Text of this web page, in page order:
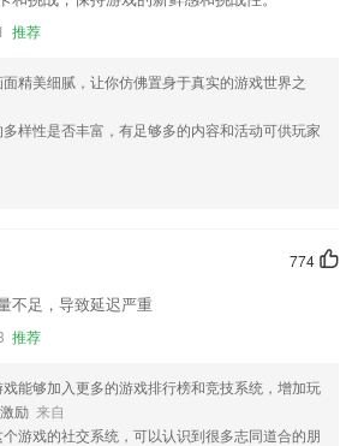
推荐
面精美细腻，让你仿佛置身于真实的游戏世界之
多样性是否丰富，有足够多的内容和活动可供玩家
774
不足，导致延迟严重
推荐
戏能够加入更多的游戏排行榜和竞技系统，增加玩
励 来自
个游戏的社交系统，可以认识到很多志同道合的朋